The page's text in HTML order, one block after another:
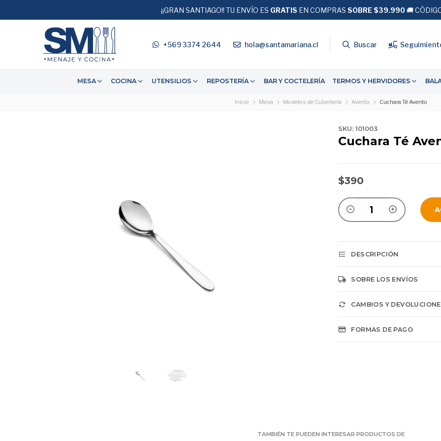
+569 3374 2644 hola@santamariana.cl Buscar
MESA COCINA UTENSILIOS REPOSTERÍA BAR Y COCTELERÍA TERMOS Y HERVIDORES
¡¡GRAN SANTIAGO!! TU ENVÍO ES GRATIS EN COMPRAS SOBRE $39.990🚚
¡¡RM!!DESPACHO EXPRESSRecíbe tu pedido en24 hrs hábiles
Inicio Mesa Modelos de Cubertería Avento Cuchara Té Avento
SKU: 101003
Cuchara Té
$390
DESCRIPCIÓN
SOBRE LOS ENVÍOS
CAMBIOS Y
FORMAS DE PAGO
TAMBIÉN TE PUEDEN INTERESAR PRODUCTOS DE